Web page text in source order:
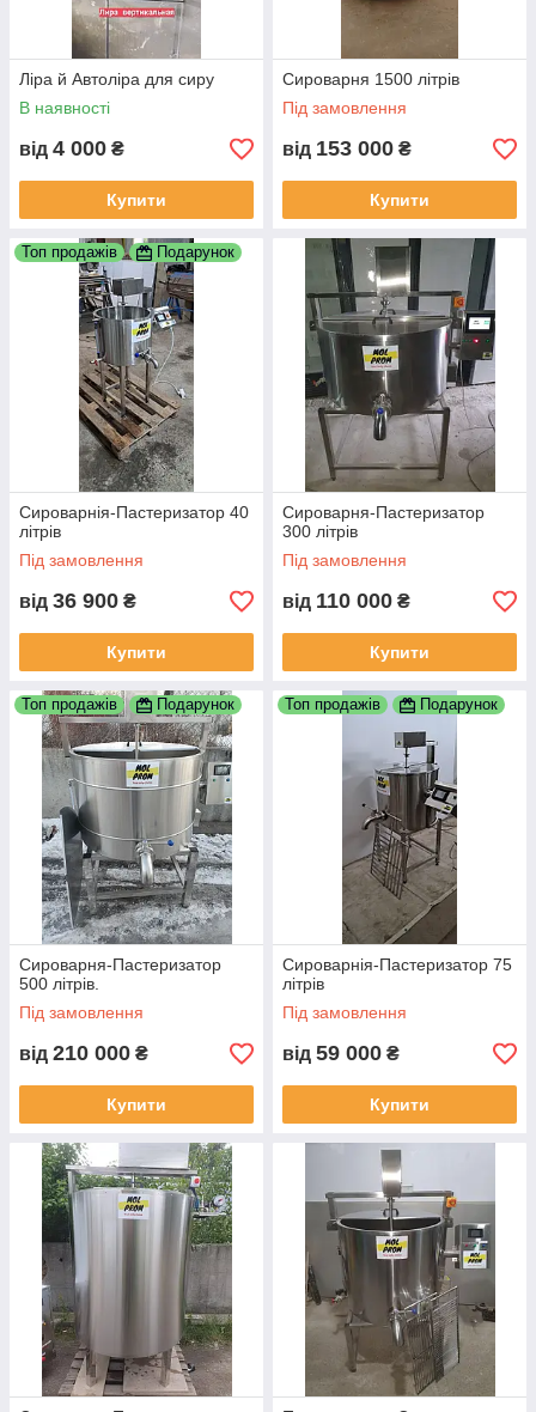
Ліра й Автоліра для сиру
В наявності
від 4 000 ₴
Купити
Сироварня 1500 літрів
Під замовлення
від 153 000 ₴
Купити
Топ продажів Подарунок
Сироварнія-Пастеризатор 40
літрів
Під замовлення
від 36 900 ₴
Купити
Сироварня-Пастеризатор
300 літрів
Під замовлення
від 110 000 ₴
Купити
Топ продажів Подарунок
Сироварня-Пастеризатор
500 літрів.
Під замовлення
від 210 000 ₴
Купити
Топ продажів Подарунок
Сироварнія-Пастеризатор 75
літрів
Під замовлення
від 59 000 ₴
Купити